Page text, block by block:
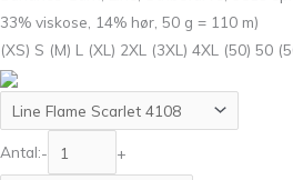
33% viskose, 14% hør, 50 g = 110 m)
(XS) S (M) L (XL) 2XL (3XL) 4XL (50) 50
Antal:- +